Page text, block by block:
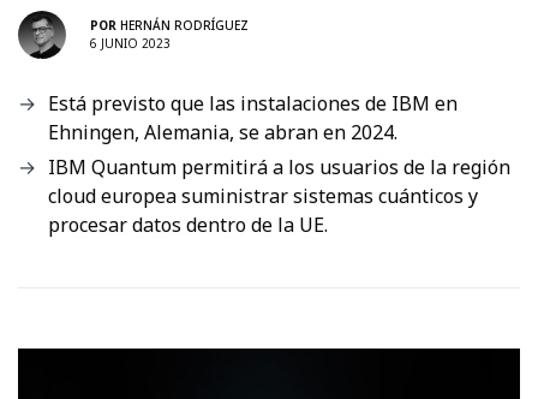
POR HERNÁN RODRÍGUEZ
6 JUNIO 2023
Está previsto que las instalaciones de IBM en
Ehningen, Alemania, se abran en 2024.
IBM Quantum permitirá a los usuarios de la región
cloud europea suministrar sistemas cuánticos y
procesar datos dentro de la UE.